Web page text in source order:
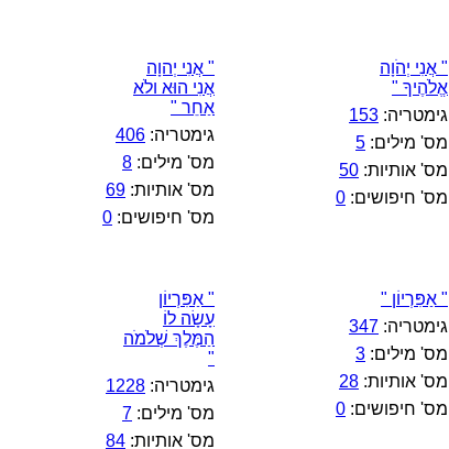
" אֲנִי יְהֹוָה
אֱלֹהֶיךָ "
גימטריה: 153
מס' מילים: 5
מס' אותיות: 50
מס' חיפושים: 0
" אֲנִי יְהוָה
אֲנִי הוּא ולֹא
אַחֵר "
גימטריה: 406
מס' מילים: 8
מס' אותיות: 69
מס' חיפושים: 0
" אַפִּרְיוֹן "
גימטריה: 347
מס' מילים: 3
מס' אותיות: 28
מס' חיפושים: 0
" אַפִּרְיוֹן
עָשָׂה לוֹ
הַמֶּלֶךְ שְׁלֹמֹה
"
גימטריה: 1228
מס' מילים: 7
מס' אותיות: 84